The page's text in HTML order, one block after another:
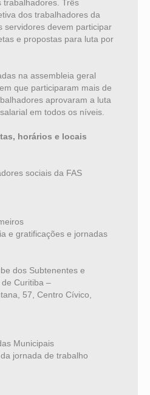
trabalhadores. Três
dos trabalhadores da
servidores devem participar
e propostas para luta por
na assembleia geral
que participaram mais de
aprovaram a luta
em todos os níveis.
horários e locais
sociais da FAS
e gratificações e jornadas
dos Subtenentes e
Curitiba –
57, Centro Cívico,
Municipais
jornada de trabalho